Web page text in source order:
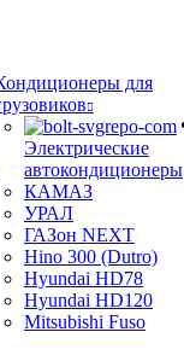
для
Электрические
автокондиционеры
КАМАЗ
УРАЛ
ГАЗон NEXT
Hino 300 (Dutro)
Hyundai HD78
Hyundai HD120
Mitsubishi Fuso